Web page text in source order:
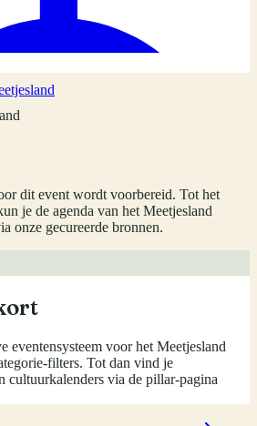
dit event wordt voorbereid. Tot het
je de agenda van het Meetjesland
onze gecureerde bronnen.
eventensysteem voor het Meetjesland
filters. Tot dan vind je
cultuurkalenders via de pillar-pagina